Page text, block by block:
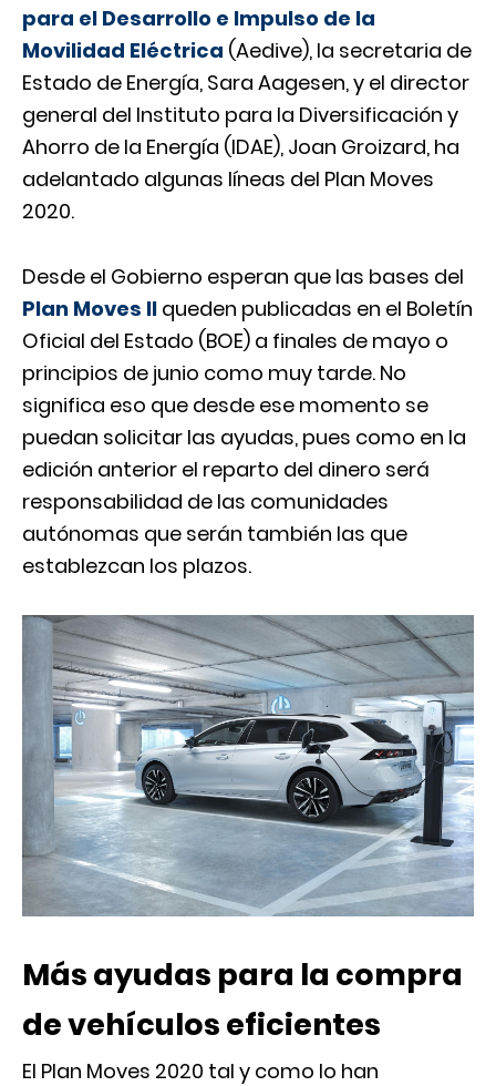
para el Desarrollo e Impulso de la
Movilidad Eléctrica (Aedive), la secretaria de
Estado de Energía, Sara Aagesen, y el director
general del Instituto para la Diversificación y
Ahorro de la Energía (IDAE), Joan Groizard, ha
adelantado algunas líneas del Plan Moves
2020.
Desde el Gobierno esperan que las bases del
Plan Moves II queden publicadas en el Boletín
Oficial del Estado (BOE) a finales de mayo o
principios de junio como muy tarde. No
significa eso que desde ese momento se
puedan solicitar las ayudas, pues como en la
edición anterior el reparto del dinero será
responsabilidad de las comunidades
autónomas que serán también las que
establezcan los plazos.
Más ayudas para la compra
de vehículos eficientes
El Plan Moves 2020 tal y como lo han